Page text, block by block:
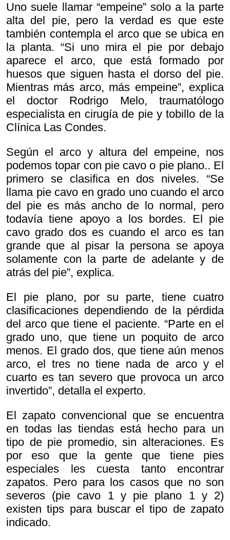
Uno suele llamar “empeine” solo a la parte
alta del pie, pero la verdad es que este
también contempla el arco que se ubica en
la planta. “Si uno mira el pie por debajo
aparece el arco, que está formado por
huesos que siguen hasta el dorso del pie.
Mientras más arco, más empeine”, explica
el doctor Rodrigo Melo, traumatólogo
especialista en cirugía de pie y tobillo de la
Clínica Las Condes.
Según el arco y altura del empeine, nos
podemos topar con pie cavo o pie plano.. El
primero se clasifica en dos niveles. “Se
llama pie cavo en grado uno cuando el arco
del pie es más ancho de lo normal, pero
todavía tiene apoyo a los bordes. El pie
cavo grado dos es cuando el arco es tan
grande que al pisar la persona se apoya
solamente con la parte de adelante y de
atrás del pie”, explica.
El pie plano, por su parte, tiene cuatro
clasificaciones dependiendo de la pérdida
del arco que tiene el paciente. “Parte en el
grado uno, que tiene un poquito de arco
menos. El grado dos, que tiene aún menos
arco, el tres no tiene nada de arco y el
cuarto es tan severo que provoca un arco
invertido”, detalla el experto.
El zapato convencional que se encuentra
en todas las tiendas está hecho para un
tipo de pie promedio, sin alteraciones. Es
por eso que la gente que tiene pies
especiales les cuesta tanto encontrar
zapatos. Pero para los casos que no son
severos (pie cavo 1 y pie plano 1 y 2)
existen tips para buscar el tipo de zapato
indicado.